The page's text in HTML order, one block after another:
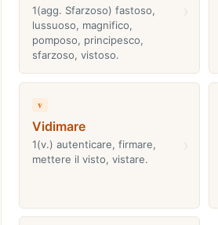
1(agg. Sfarzoso) fastoso,
lussuoso, magnifico,
pomposo, principesco,
sfarzoso, vistoso.
v
Vidimare
1(v.) autenticare, firmare,
mettere il visto, vistare.